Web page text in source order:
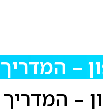
– המדריך
המדריך